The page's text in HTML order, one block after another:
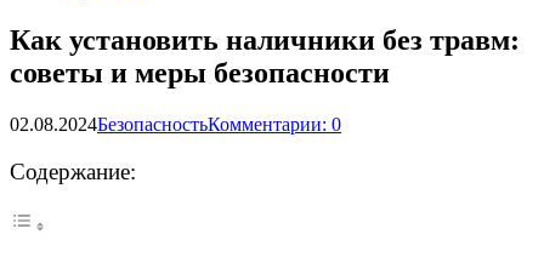
Как установить наличники без травм:
советы и меры безопасности
02.08.2024БезопасностьКомментарии: 0
Содержание: